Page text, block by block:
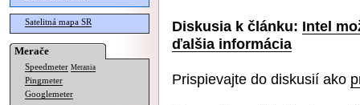
Satelitná mapa SR
Merače
Speedmeter Merania
Pingmeter
Googlemeter
Diskusia k článku: Intel
ďalšia informácia
Prispievajte do diskusií ako